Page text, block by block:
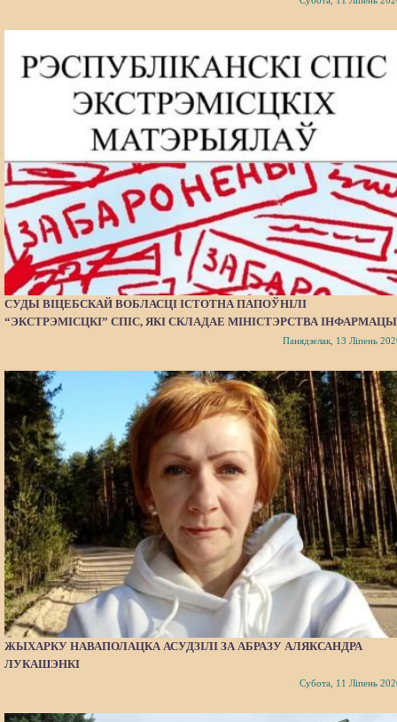
СУДЫ ВІЦЕБСКАЙ ВОБЛАСЦІ ІСТОТНА ПАПОЎНІЛІ
“ЭКСТРЭМІСЦКІ” СПІС, ЯКІ СКЛАДАЕ МІНІСТЭРСТВА
Панядзелак, 13 Ліпень
ЖЫХАРКУ НАВАПОЛАЦКА АСУДЗІЛІ ЗА АБРАЗУ АЛЯКСАНДРА
ЛУКАШЭНКІ
Субота, 11 Ліпень